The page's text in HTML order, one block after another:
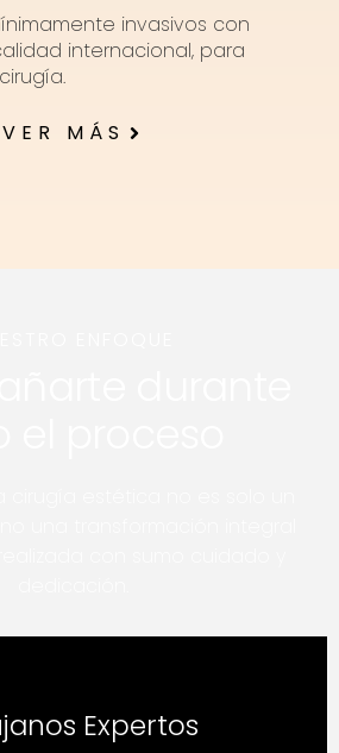
invasivos con
internacional, para
VER MÁS
Expertos